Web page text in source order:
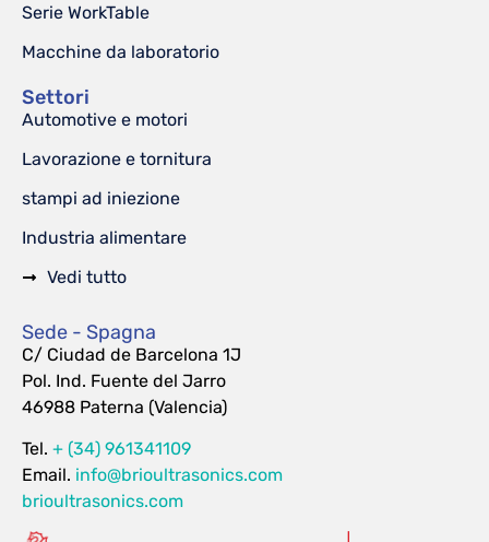
Serie WorkTable
Macchine da laboratorio
Settori
Automotive e motori
Lavorazione e tornitura
stampi ad iniezione
Industria alimentare
Vedi tutto
Sede - Spagna
C/ Ciudad de Barcelona 1J
Pol. Ind. Fuente del Jarro
46988 Paterna (Valencia)
Tel. + (34) 961341109
Email. info@brioultrasonics.com
brioultrasonics.com